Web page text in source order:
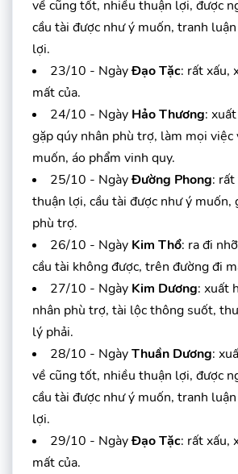
về cũng tốt, nhiều thuận lợi, được
cầu tài được như ý muốn, tranh
lợi.
23/10 - NgàyĐạo Tặc: rất xấu,
mất của.
24/10 - Ngày Hảo Thương:
gặp qúy nhân phù trợ, làm mọi việc
muốn, áo phẩm vinh quy.
25/10 - NgàyĐường Phong:
thuận lợi, cầu tài được như ý muốn,
phù trợ.
26/10 - Ngày Kim Thổ: ra đi
cầu tài không được, trên đường đi
27/10 - Ngày Kim Dương: xuất
nhân phù trợ, tài lộc thông suốt,
lý phải.
28/10 - NgàyThuần Dương:
về cũng tốt, nhiều thuận lợi, được
cầu tài được như ý muốn, tranh
lợi.
29/10 - NgàyĐạo Tặc: rất xấu,
mất của.